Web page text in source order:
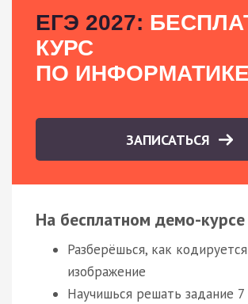
ЕГЭ 2027:
КУРС
ПО ИНФОРМАТИКЕ
ЗАПИСАТЬСЯ
На бесплатном демо-
Разберёшься, как кодируется
изображение
Научишься решать задание 7